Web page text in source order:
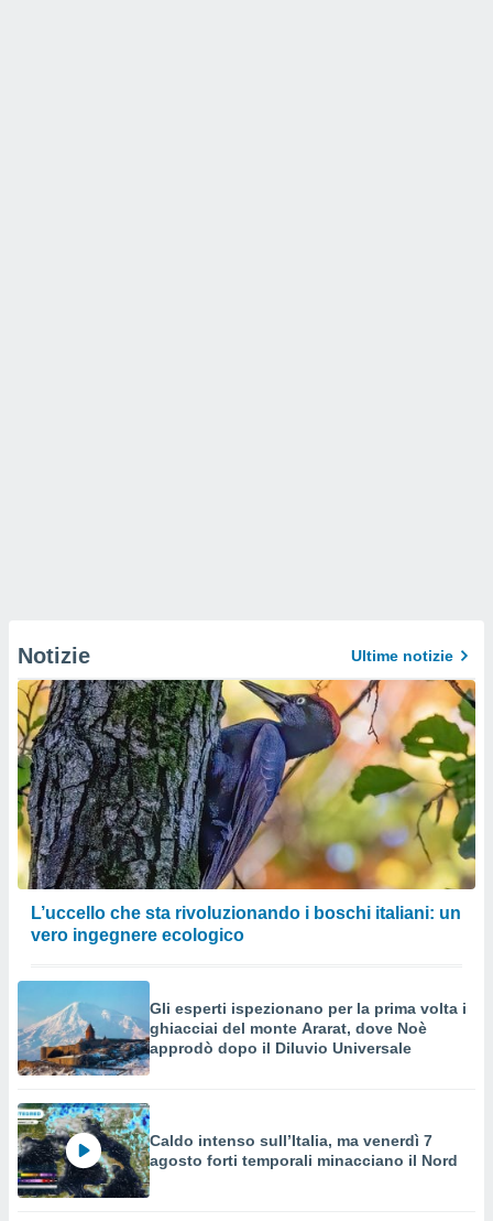
Notizie Ultime notizie
L’uccello che sta rivoluzionando i boschi italiani: un
vero ingegnere ecologico
Gli esperti ispezionano per la prima volta i
ghiacciai del monte Ararat, dove Noè
approdò dopo il Diluvio Universale
Caldo intenso sull’Italia, ma venerdì 7
agosto forti temporali minacciano il Nord